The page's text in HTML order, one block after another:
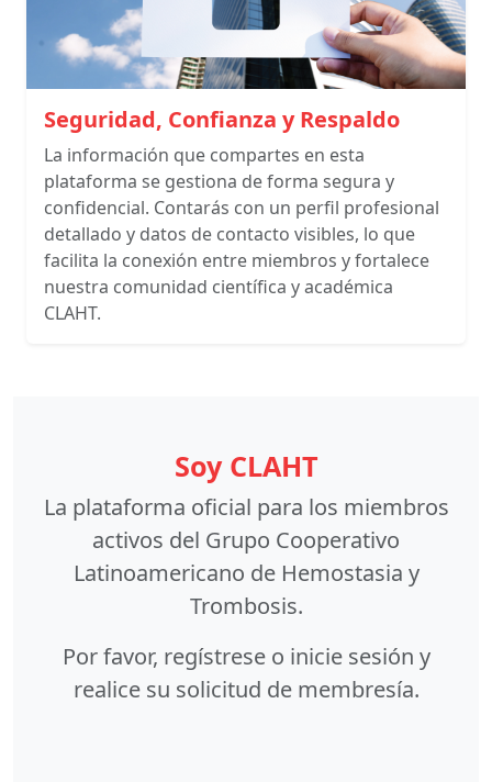
Seguridad, Confianza y Respaldo
La información que compartes en esta
plataforma se gestiona de forma segura y
confidencial. Contarás con un perfil profesional
detallado y datos de contacto visibles, lo que
facilita la conexión entre miembros y fortalece
nuestra comunidad científica y académica
CLAHT.
Soy CLAHT
La plataforma oficial para los miembros
activos del Grupo Cooperativo
Latinoamericano de Hemostasia y
Trombosis.
Por favor, regístrese o inicie sesión y
realice su solicitud de membresía.